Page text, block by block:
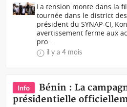
La tension monte dans la
tournée dans le district
président du SYNAP-CI,
avertissement ferme aux
pro...
il y a 4 mois
Info
Bénin : La
présidentielle